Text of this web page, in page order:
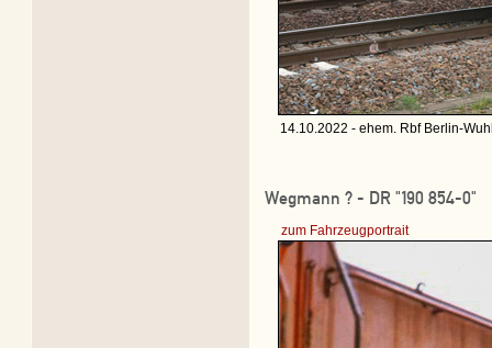
14.10.2022 - ehem. Rbf Berlin-
Wegmann ? - DR "190 854-0"
zum Fahrzeugportrait